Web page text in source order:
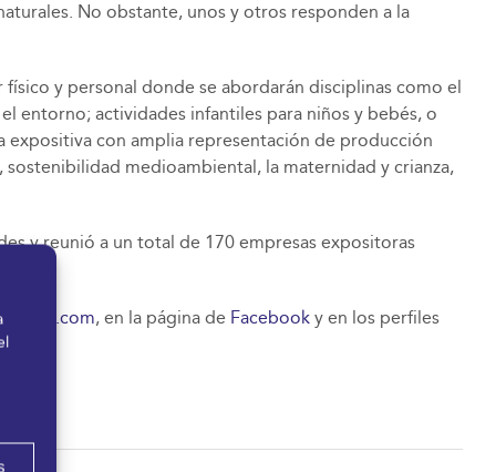
No obstante, unos y otros responden a la
y personal donde se abordarán disciplinas como el
entorno; actividades infantiles para niños y bebés, o
expositiva con amplia representación de producción
medioambiental, la maternidad y crianza,
y reunió a un total de 170 empresas expositoras
, en la página de Facebooky en los perfiles